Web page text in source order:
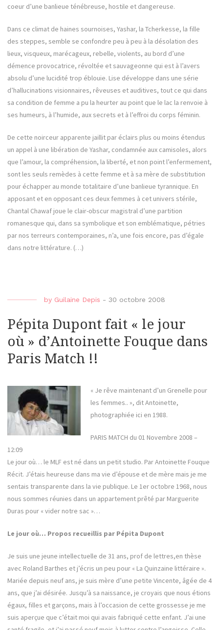
coeur d’une banlieue ténébreuse, hostile et dangereuse.
Dans ce climat de haines sournoises, Yashar, la Tcherkesse, la fille
des steppes, semble se confondre peu à peu à la désolation des
lieux, visqueux, marécageux, rebelle, violents, au bord d’une
démence provocatrice, révoltée et sauvageonne qui est à l’avers
absolu d’une lucidité trop éblouie. Lise développe dans une série
d’hallucinations visionnaires, rêveuses et auditives, tout ce qui dans
sa condition de femme a pu la heurter au point que le lac la renvoie à
ses humeurs, à l’humide, aux secrets et à l’effroi du corps féminin.
De cette noirceur apparente jaillit par éclairs plus ou moins étendus
un appel à une libération de Yashar, condamnée aux camisoles, alors
que l’amour, la compréhension, la liberté, et non point l’enfermement,
sont les seuls remèdes à cette femme et à sa mère de substitution
pour échapper au monde totalitaire d’une banlieue tyrannique. En
apposant et en opposant ces deux femmes à cet univers stérile,
Chantal Chawaf joue le clair-obscur magistral d’une partition
romanesque qui, dans sa symbolique et son emblématique, pétries
par nos terreurs contemporaines, n’a, une fois encore, pas d’égale
dans notre littérature. (…)
by Guilaine Depis - 30 octobre 2008
Pépita Dupont fait « le jour
où » d’Antoinette Fouque dans
Paris Match !!
« Je rêve maintenant d’un Grenelle pour
les femmes.. », dit Antoinette,
photographiée ici en 1988.
PARIS MATCH du 01 Novembre 2008 –
12:09
Le jour où… le MLF est né dans un petit studio. Par Antoinette Fouque
Récit. J’étais heureuse dans ma vie d’épouse et de mère mais je me
sentais transparente dans la vie publique. Le 1er octobre 1968, nous
nous sommes réunies dans un appartement prêté par Marguerite
Duras pour « vider notre sac »…
Le jour où… Propos recueillis par Pépita Dupont
Je suis une jeune intellectuelle de 31 ans, prof de lettres,en thèse
avec Roland Barthes et j’écris un peu pour « La Quinzaine littéraire ».
Mariée depuis neuf ans, je suis mère d’une petite Vincente, âgée de 4
ans, que j’ai désirée. Jusqu’à sa naissance, je croyais que nous étions
égaux, filles et garçons, mais à l’occasion de cette grossesse je me
suis aperçue que c’était moi qui avais fabriqué cette enfant. J’ai une